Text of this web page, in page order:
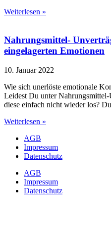
Weiterlesen »
Nahrungsmittel-
eingelagerten Emotionen
10. Januar 2022
Wie sich unerlöste emotionale
Leidest Du unter
diese einfach nicht wieder los?
Weiterlesen »
AGB
Impressum
Datenschutz
AGB
Impressum
Datenschutz